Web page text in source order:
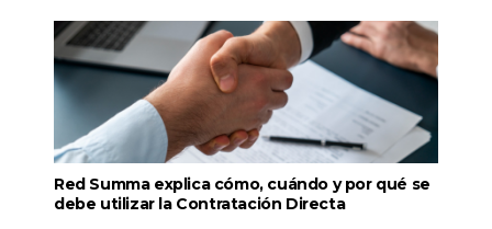
Red Summa explica cómo, cuándo y por qué se
debe utilizar la Contratación Directa